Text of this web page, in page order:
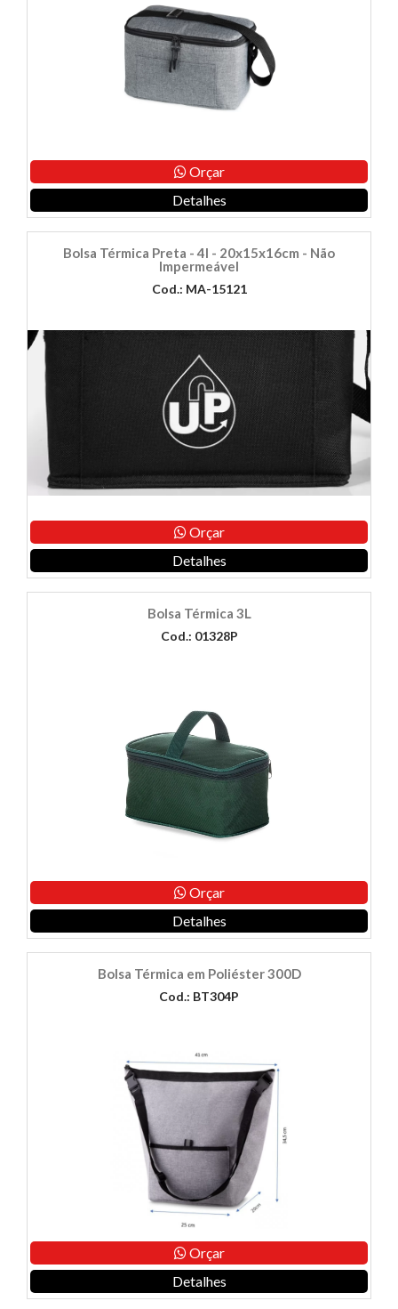
Orçar
Detalhes
Bolsa Térmica Preta - 4l - 20x15x16cm - Não
Impermeável
Cod.: MA-15121
Orçar
Detalhes
Bolsa Térmica 3L
Cod.: 01328P
Orçar
Detalhes
Bolsa Térmica em Poliéster 300D
Cod.: BT304P
Orçar
Detalhes